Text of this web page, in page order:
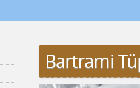
Bartrami